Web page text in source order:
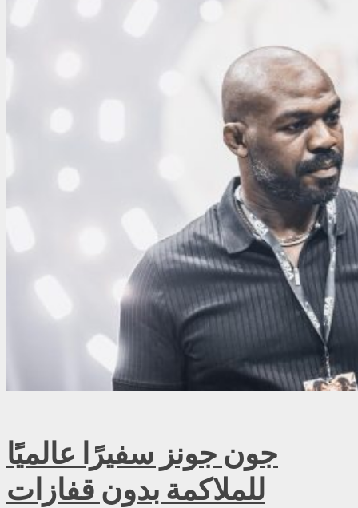
جون جونز سفيرًا عالميًا
للملاكمة بدون قفازات